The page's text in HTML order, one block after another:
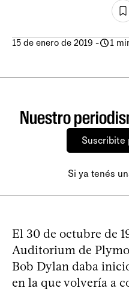
15 de enero de 2019 - 1
Nuestro
Suscribite
Si ya tenés
El 30 de octubre de
Auditorium de
Bob Dylan daba
en la que volvería a